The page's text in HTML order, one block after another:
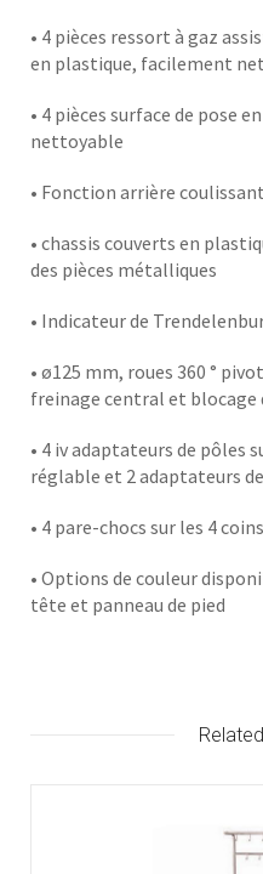
• 4 pièces ressort à gaz
en plastique, facilement
• 4 pièces surface de pose
nettoyable
• Fonction arrière
• chassis couverts en
des pièces métalliques
• Indicateur de
• ø125 mm, roues 360 °
freinage central et
• 4 iv adaptateurs de pôles
réglable et 2 adaptateurs
• 4 pare-chocs sur les 4
• Options de couleur
tête et panneau de pied